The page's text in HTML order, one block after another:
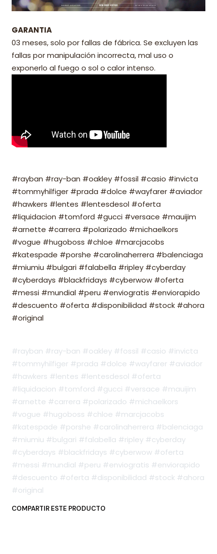
GARANTIA
03 meses, solo por fallas de fábrica. Se excluyen las
fallas por manipulación incorrecta, mal uso o
exponerlo al fuego o sol o calor intenso.
#rayban #ray-ban #oakley #fossil #casio #invicta
#tommyhilfiger #prada #dolce #wayfarer #aviador
#hawkers #lentes #lentesdesol #oferta
#liquidacion #tomford #gucci #versace #mauijim
#arnette #carrera #polarizado #michaelkors
#vogue #hugoboss #chloe #marcjacobs
#katespade #porshe #carolinaherrera #balenciaga
#miumiu #bulgari #falabella #ripley #cyberday
#cyberdays #blackfridays #cyberwow #oferta
#messi #mundial #peru #enviogratis #enviorapido
#descuento #oferta #disponibilidad #stock #ahora
#original
#rayban #ray-ban #oakley #fossil #casio #invicta
#tommyhilfiger #prada #dolce #wayfarer #aviador
#hawkers #lentes #lentesdesol #oferta
#liquidacion #tomford #gucci #versace #mauijim
#arnette #carrera #polarizado #michaelkors
#vogue #hugoboss #chloe #marcjacobs
#katespade #porshe #carolinaherrera #balenciaga
#miumiu #bulgari #falabella #ripley #cyberday
#cyberdays #blackfridays #cyberwow #oferta
#messi #mundial #peru #enviogratis #enviorapido
#descuento #oferta #disponibilidad #stock #ahora
#original
COMPARTIR ESTE PRODUCTO